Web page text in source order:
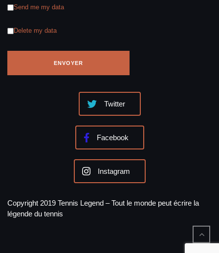
Send me my data
Delete my data
Twitter
Facebook
Instagram
Copyright 2019 Tennis Legend – Tout le monde peut écrire la
légende du tennis